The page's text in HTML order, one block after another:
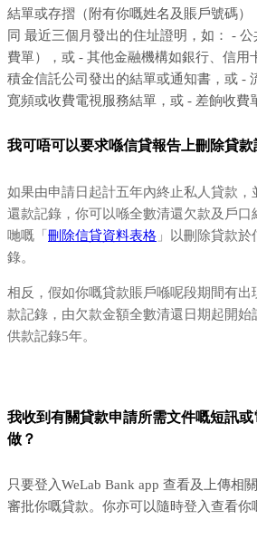
結單或存摺（附有你嘅姓名及賬戶號碼）
同 最近三個月發出的住址證明，如： -
費單），或 - 其他金融機構如銀行、信用
積金信託公司發出的結單或通知書，或 -
寛頻或收費電視服務結單，或 - 差餉收費
我可唔可以要求喺信貸報告上刪除貸款
如果由申請日起計五年內終止私人貸款，
還款記錄，你可以喺全數清還欠款及戶口
哋嘅「 刪除信貸資料表格 」以刪除貸款
錄。
相反，假如你嘅貸款賬戶喺呢段期間有出
款記錄，由欠款金額全數清還日期起開始
供款記錄5年。
我收到有關貸款申請所需文件嘅短訊
做？
只要登入WeLab Bank app 查看及上傳相
審批你嘅貸款。你亦可以隨時登入查看你